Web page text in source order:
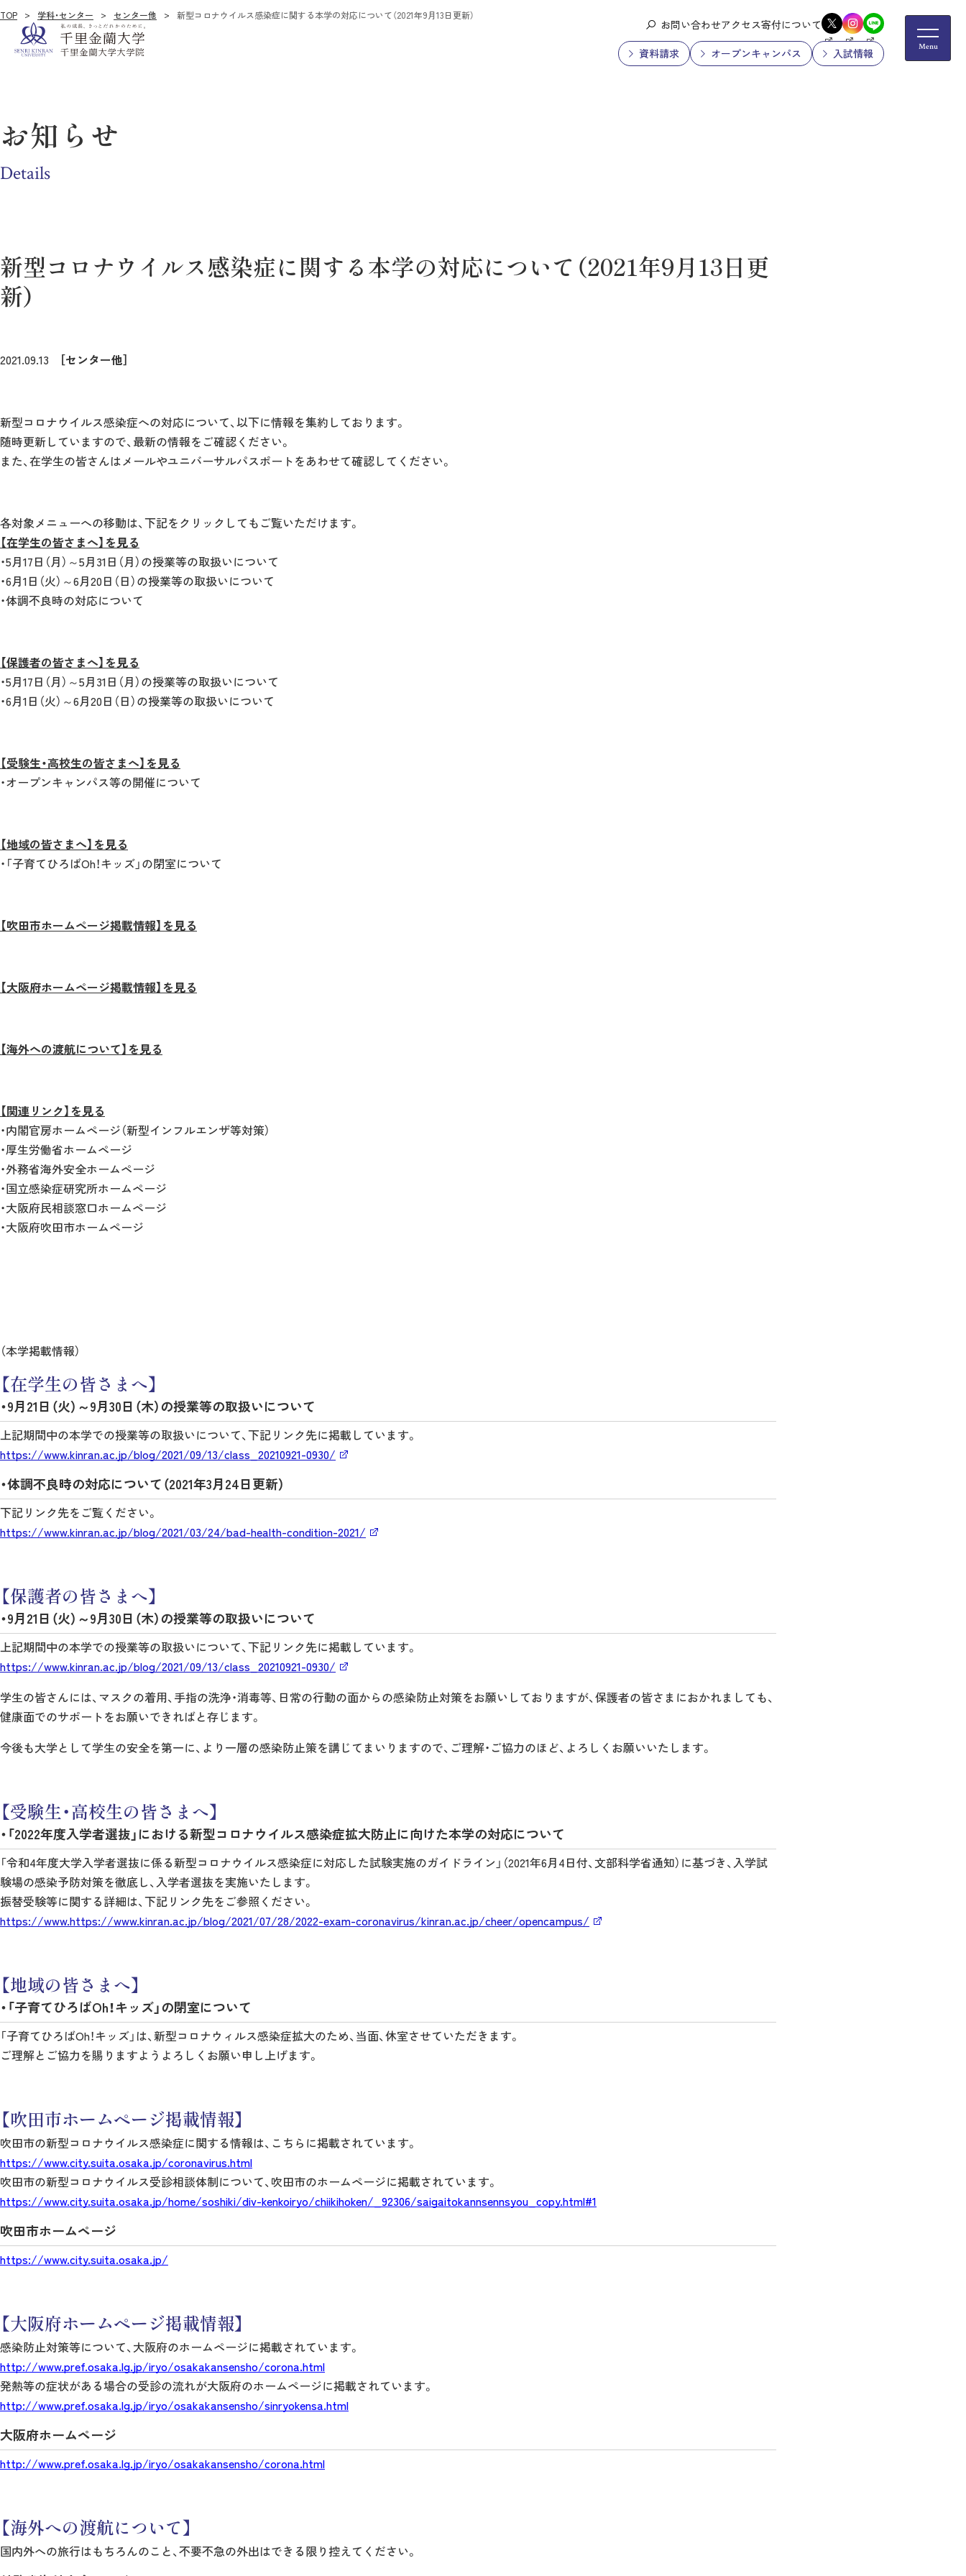
お問い合わせアクセス寄付について
資料請求 オープンキャンパス 入試情報
TOP 学科・センター センター他 新型コロナウイルス感染症に関する本学の対応について（2021年9月13日更新）
お知らせ
Details
新型コロナウイルス感染症に関する本学の対応について（2021年9月13日更
新）
2021.09.13 ［センター他］
新型コロナウイルス感染症への対応について、以下に情報を集約しております。
随時更新していますので、最新の情報をご確認ください。
また、在学生の皆さんはメールやユニバーサルパスポートをあわせて確認してください。
各対象メニューへの移動は、下記をクリックしてもご覧いただけます。
【在学生の皆さまへ】を見る
・5月17日（月）～5月31日（月）の授業等の取扱いについて
・6月1日（火）～6月20日（日）の授業等の取扱いについて
・体調不良時の対応について
【保護者の皆さまへ】を見る
・5月17日（月）～5月31日（月）の授業等の取扱いについて
・6月1日（火）～6月20日（日）の授業等の取扱いについて
【受験生・高校生の皆さまへ】を見る
・オープンキャンパス等の開催について
【地域の皆さまへ】を見る
・「子育てひろばOh！キッズ」の閉室について
【吹田市ホームページ掲載情報】を見る
【大阪府ホームページ掲載情報】を見る
【海外への渡航について】を見る
【関連リンク】を見る
・内閣官房ホームページ（新型インフルエンザ等対策）
・厚生労働省ホームページ
・外務省海外安全ホームページ
・国立感染症研究所ホームページ
・大阪府民相談窓口ホームページ
・大阪府吹田市ホームページ
（本学掲載情報）
【在学生の皆さまへ】
・9月21日（火）～9月30日（木）の授業等の取扱いについて
上記期間中の本学での授業等の取扱いについて、下記リンク先に掲載しています。
https://www.kinran.ac.jp/blog/2021/09/13/class_20210921-0930/
・体調不良時の対応について（2021年3月24日更新）
下記リンク先をご覧ください。
https://www.kinran.ac.jp/blog/2021/03/24/bad-health-condition-2021/
【保護者の皆さまへ】
・9月21日（火）～9月30日（木）の授業等の取扱いについて
上記期間中の本学での授業等の取扱いについて、下記リンク先に掲載しています。
https://www.kinran.ac.jp/blog/2021/09/13/class_20210921-0930/
学生の皆さんには、マスクの着用、手指の洗浄・消毒等、日常の行動の面からの感染防止対策をお願いしておりますが、保護者の皆さまにおかれましても、
健康面でのサポートをお願いできればと存じます。
今後も大学として学生の安全を第一に、より一層の感染防止策を講じてまいりますので、ご理解・ご協力のほど、よろしくお願いいたします。
【受験生・高校生の皆さまへ】
・「2022年度入学者選抜」における新型コロナウイルス感染症拡大防止に向けた本学の対応について
「令和4年度大学入学者選抜に係る新型コロナウイルス感染症に対応した試験実施のガイドライン」（2021年6月4日付、文部科学省通知）に基づき、入学試
験場の感染予防対策を徹底し、入学者選抜を実施いたします。
振替受験等に関する詳細は、下記リンク先をご参照ください。
https://www.https://www.kinran.ac.jp/blog/2021/07/28/2022-exam-coronavirus/kinran.ac.jp/cheer/opencampus/
【地域の皆さまへ】
・「子育てひろばOh！キッズ」の閉室について
「子育てひろばOh！キッズ」は、新型コロナウィルス感染症拡大のため、当面、休室させていただきます。
ご理解とご協力を賜りますようよろしくお願い申し上げます。
【吹田市ホームページ掲載情報】
吹田市の新型コロナウイルス感染症に関する情報は、こちらに掲載されています。
https://www.city.suita.osaka.jp/coronavirus.html
吹田市の新型コロナウイルス受診相談体制について、吹田市のホームページに掲載されています。
https://www.city.suita.osaka.jp/home/soshiki/div-kenkoiryo/chiikihoken/_92306/saigaitokannsennsyou_copy.html#1
吹田市ホームページ
https://www.city.suita.osaka.jp/
【大阪府ホームページ掲載情報】
感染防止対策等について、大阪府のホームページに掲載されています。
http://www.pref.osaka.lg.jp/iryo/osakakansensho/corona.html
発熱等の症状がある場合の受診の流れが大阪府のホームページに掲載されています。
http://www.pref.osaka.lg.jp/iryo/osakakansensho/sinryokensa.html
大阪府ホームページ
http://www.pref.osaka.lg.jp/iryo/osakakansensho/corona.html
【海外への渡航について】
国内外への旅行はもちろんのこと、不要不急の外出はできる限り控えてください。